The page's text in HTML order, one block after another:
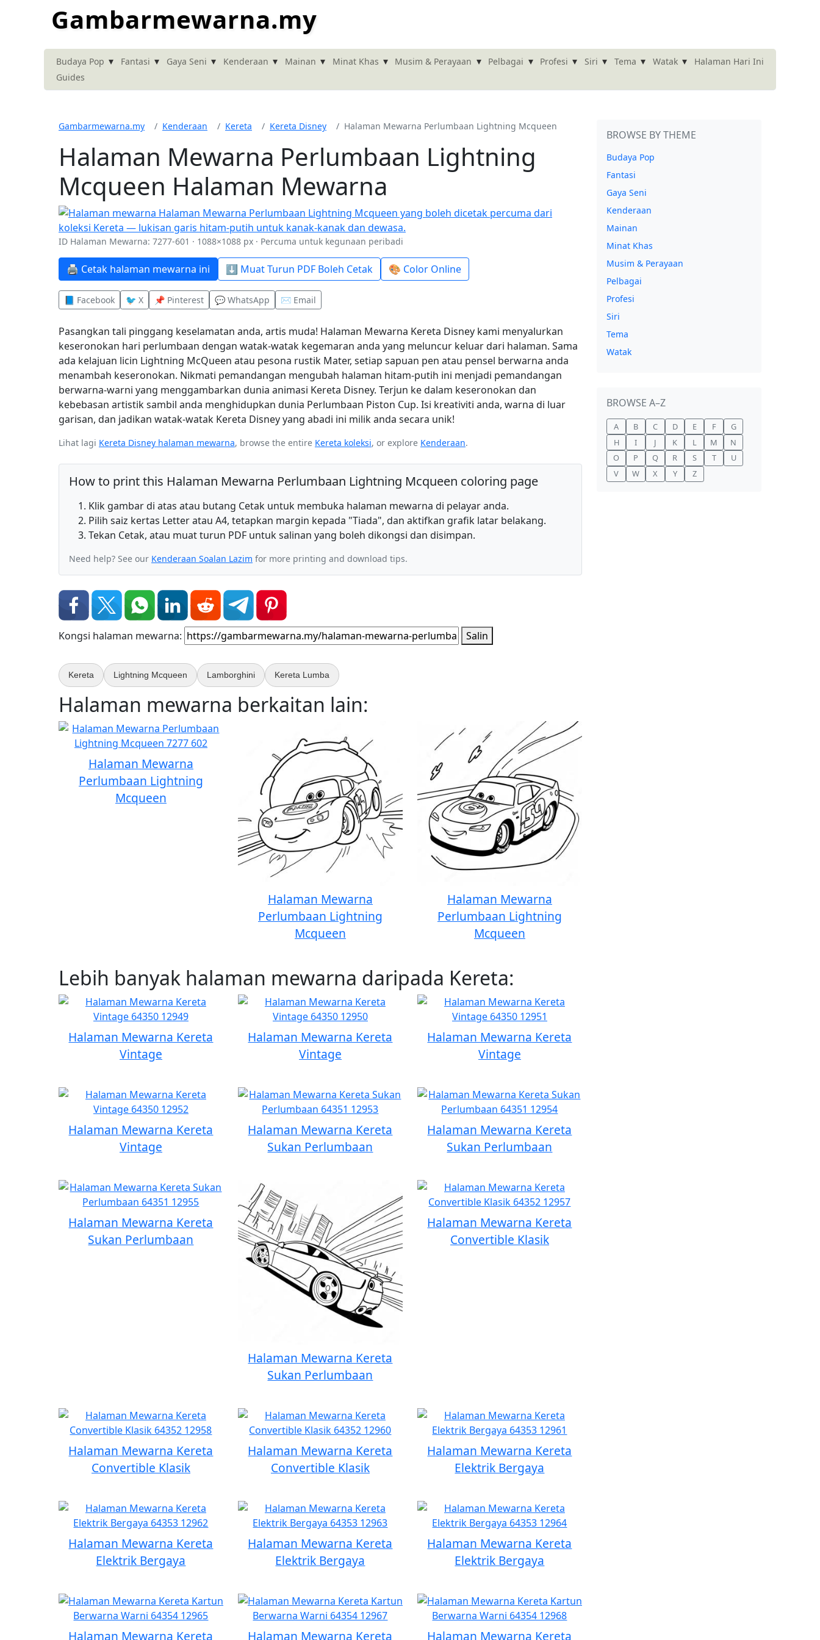
Gambarmewarna.my
Budaya Pop ▾ Fantasi ▾ Gaya Seni ▾ Kenderaan ▾ Mainan ▾ Minat Khas ▾ Musim & Perayaan ▾ Pelbagai ▾ Profesi ▾ Siri ▾ Tema ▾ Watak ▾
Halaman Hari Ini
Guides
Gambarmewarna.my Kenderaan Kereta Kereta Disney Halaman Mewarna Perlumbaan Lightning Mcqueen
Halaman Mewarna Perlumbaan Lightning
Mcqueen Halaman Mewarna
ID Halaman Mewarna: 7277-601 · 1088×1088 px · Percuma untuk kegunaan peribadi
🖨️ Cetak halaman mewarna ini ⬇️ Muat Turun PDF Boleh Cetak 🎨 Color Online
📘 Facebook 🐦 X 📌 Pinterest 💬 WhatsApp ✉️ Email
Pasangkan tali pinggang keselamatan anda, artis muda! Halaman Mewarna Kereta Disney kami menyalurkan
keseronokan hari perlumbaan dengan watak-watak kegemaran anda yang meluncur keluar dari halaman. Sama
ada kelajuan licin Lightning McQueen atau pesona rustik Mater, setiap sapuan pen atau pensel berwarna anda
menambah keseronokan. Nikmati pemandangan mengubah halaman hitam-putih ini menjadi pemandangan
berwarna-warni yang menggambarkan dunia animasi Kereta Disney. Terjun ke dalam keseronokan dan
kebebasan artistik sambil anda menghidupkan dunia Perlumbaan Piston Cup. Isi kreativiti anda, warna di luar
garisan, dan jadikan watak-watak Kereta Disney yang abadi ini milik anda secara unik!
Lihat lagi Kereta Disney halaman mewarna, browse the entire Kereta koleksi, or explore Kenderaan.
How to print this Halaman Mewarna Perlumbaan Lightning Mcqueen coloring page
Klik gambar di atas atau butang Cetak untuk membuka halaman mewarna di pelayar anda.
Pilih saiz kertas Letter atau A4, tetapkan margin kepada "Tiada", dan aktifkan grafik latar belakang.
Tekan Cetak, atau muat turun PDF untuk salinan yang boleh dikongsi dan disimpan.
Need help? See our Kenderaan Soalan Lazim for more printing and download tips.
Kongsi halaman mewarna: Salin
Kereta Lightning Mcqueen Lamborghini Kereta Lumba
Halaman mewarna berkaitan lain:
Halaman Mewarna
Perlumbaan Lightning
Mcqueen
Halaman Mewarna
Perlumbaan Lightning
Mcqueen
Halaman Mewarna
Perlumbaan Lightning
Mcqueen
Lebih banyak halaman mewarna daripada Kereta:
Halaman Mewarna Kereta
Vintage
Halaman Mewarna Kereta
Vintage
Halaman Mewarna Kereta
Vintage
Halaman Mewarna Kereta
Vintage
Halaman Mewarna Kereta
Sukan Perlumbaan
Halaman Mewarna Kereta
Sukan Perlumbaan
Halaman Mewarna Kereta
Sukan Perlumbaan
Halaman Mewarna Kereta
Sukan Perlumbaan
Halaman Mewarna Kereta
Convertible Klasik
Halaman Mewarna Kereta
Convertible Klasik
Halaman Mewarna Kereta
Convertible Klasik
Halaman Mewarna Kereta
Elektrik Bergaya
Halaman Mewarna Kereta
Elektrik Bergaya
Halaman Mewarna Kereta
Elektrik Bergaya
Halaman Mewarna Kereta
Elektrik Bergaya
Halaman Mewarna Kereta
Halaman Mewarna Kereta
Halaman Mewarna Kereta
BROWSE BY THEME
Budaya Pop
Fantasi
Gaya Seni
Kenderaan
Mainan
Minat Khas
Musim & Perayaan
Pelbagai
Profesi
Siri
Tema
Watak
BROWSE A–Z
A B C D E F
G
H
I J K L M
N
O
P Q R S T
U
V
W X Y Z